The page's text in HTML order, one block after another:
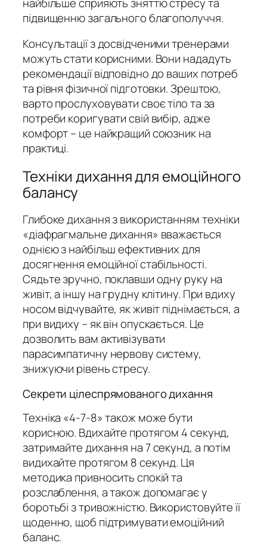
підвищенню загального благополуччя.
Консультації з досвідченими тренерами
можуть стати корисними. Вони нададуть
рекомендації відповідно до ваших потреб
та рівня фізичної підготовки. Зрештою,
варто прослуховувати своє тіло та за
потреби коригувати свій вибір, адже
комфорт – це найкращий союзник на
практиці.
Техніки дихання для емоційного
балансу
Глибоке дихання з використанням техніки
«діафрагмальне дихання» вважається
однією з найбільш ефективних для
досягнення емоційної стабільності.
Сядьте зручно, поклавши одну руку на
живіт, а іншу на грудну клітину. При вдиху
носом відчувайте, як живіт піднімається, а
при видиху – як він опускається. Це
дозволить вам активізувати
парасимпатичну нервову систему,
знижуючи рівень стресу.
Секрети цілеспрямованого дихання
Техніка «4-7-8» також може бути
корисною. Вдихайте протягом 4 секунд,
затримайте дихання на 7 секунд, а потім
видихайте протягом 8 секунд. Ця
методика привносить спокій та
розслаблення, а також допомагає у
боротьбі з тривожністю. Використовуйте її
щоденно, щоб підтримувати емоційний
баланс.